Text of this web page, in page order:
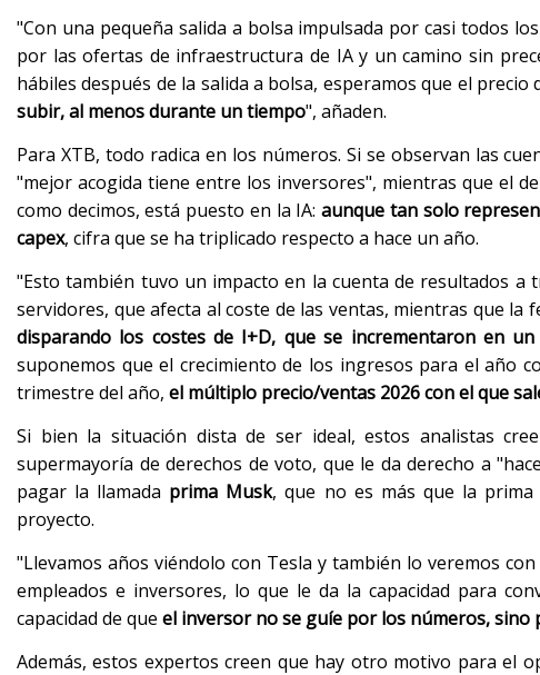
"Con una pequeña salida a bolsa impulsada por casi todos
por las ofertas de infraestructura de IA y un camino sin
hábiles después de la salida a bolsa, esperamos que el precio
subir, al menos durante un tiempo", añaden.
Para XTB, todo radica en los números. Si se observan las
"mejor acogida tiene entre los inversores", mientras que el de
como decimos, está puesto en la IA:aunque tan solo
capex, cifra que se ha triplicado respecto a hace un año.
"Esto también tuvo un impacto en la cuenta de resultados
servidores, que afecta al coste de las ventas, mientras que
disparando los costes de I+D, que se incrementaron en
suponemos que el crecimiento de los ingresos para el año
trimestre del año, el múltiplo precio/ventas 2026 con el que
Si bien la situación dista de ser ideal, estos analistas
supermayoría de derechos de voto, que le da derecho a
pagar la llamada prima Musk, que no es más que la
proyecto.
"Llevamos años viéndolo con Tesla y también lo veremos
empleados e inversores, lo que le da la capacidad para
capacidad de que el inversor no se guíe por los números, sino
Además, estos expertos creen que hay otro motivo para el